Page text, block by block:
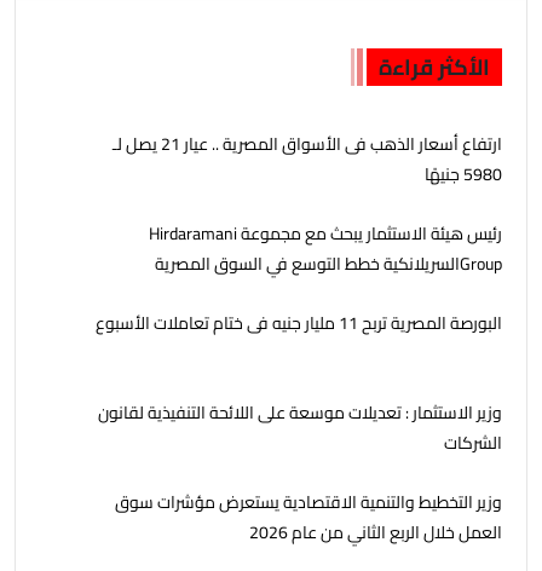
الأكثر قراءة
ارتفاع أسعار الذهب فى الأسواق المصرية .. عيار 21 يصل لـ
5980 جنيهًا
رئيس هيئة الاستثمار يبحث مع مجموعة Hirdaramani
Groupالسريلانكية خطط التوسع في السوق المصرية
البورصة المصرية تربح 11 مليار جنيه فى ختام تعاملات الأسبوع
وزير الاستثمار : تعديلات موسعة على اللائحة التنفيذية لقانون
الشركات
وزير التخطيط والتنمية الاقتصادية يستعرض مؤشرات سوق
العمل خلال الربع الثاني من عام 2026